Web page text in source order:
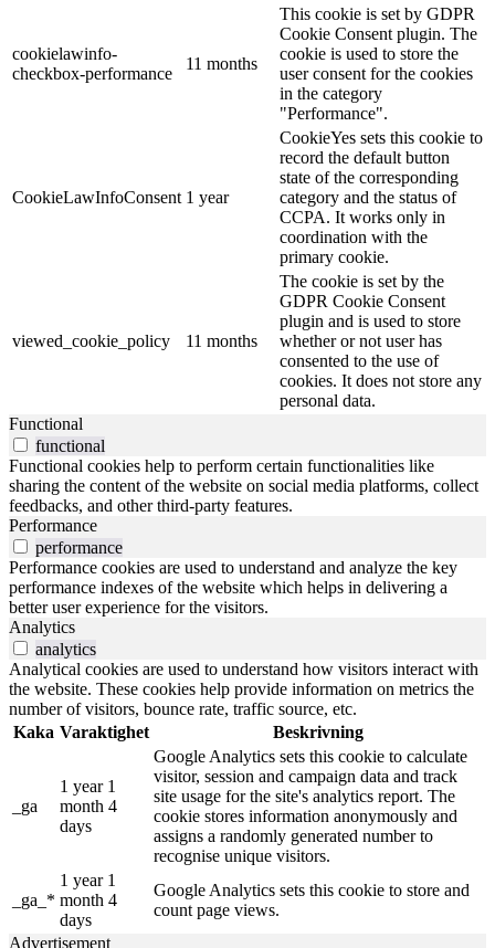
cookielawinfo-
checkbox-performance
11 months
This cookie is set by GDPR
Cookie Consent plugin. The
cookie is used to store the
user consent for the cookies
in the category
"Performance".
CookieLawInfoConsent 1 year
CookieYes sets this cookie to
record the default button
state of the corresponding
category and the status of
CCPA. It works only in
coordination with the
primary cookie.
viewed_cookie_policy 11 months
The cookie is set by the
GDPR Cookie Consent
plugin and is used to store
whether or not user has
consented to the use of
cookies. It does not store any
personal data.
Functional
functional
Functional cookies help to perform certain functionalities like
sharing the content of the website on social media platforms, collect
feedbacks, and other third-party features.
Performance
performance
Performance cookies are used to understand and analyze the key
performance indexes of the website which helps in delivering a
better user experience for the visitors.
Analytics
analytics
Analytical cookies are used to understand how visitors interact with
the website. These cookies help provide information on metrics the
number of visitors, bounce rate, traffic source, etc.
Kaka Varaktighet Beskrivning
_ga
1 year 1
month 4
days
Google Analytics sets this cookie to calculate
visitor, session and campaign data and track
site usage for the site's analytics report. The
cookie stores information anonymously and
assigns a randomly generated number to
recognise unique visitors.
_ga_*
1 year 1
month 4
days
Google Analytics sets this cookie to store and
count page views.
Advertisement